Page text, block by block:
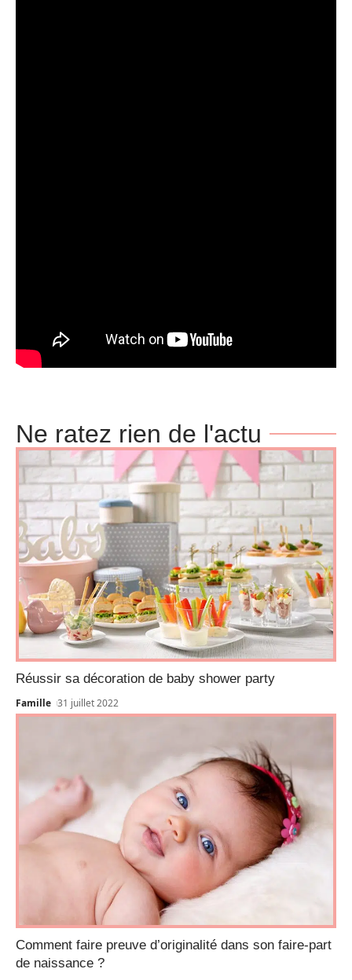
Ne ratez rien de l'actu
Réussir sa décoration de baby shower party
Famille 31 juillet 2022
Comment faire preuve d’originalité dans son faire-part
de naissance ?